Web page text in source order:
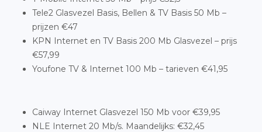
Tele2 Glasvezel Basis, Bellen & TV Basis 50 Mb –
prijzen €47
KPN Internet en TV Basis 200 Mb Glasvezel – prijs
€57,99
Youfone TV & Internet 100 Mb – tarieven €41,95
Caiway Internet Glasvezel 150 Mb voor €39,95
NLE Internet 20 Mb/s. Maandelijks: €32,45